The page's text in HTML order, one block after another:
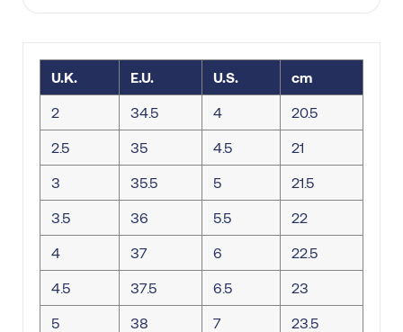
U.K. E.U. U.S. cm
2 34.5 4 20.5
2.5 35 4.5 21
3 35.5 5 21.5
3.5 36 5.5 22
4 37 6 22.5
4.5 37.5 6.5 23
5 38 7 23.5